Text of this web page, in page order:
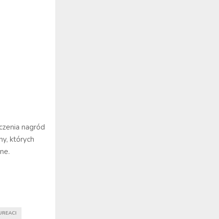
nagród
których